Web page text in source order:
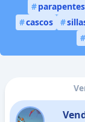
#parapentes
#cascos #
#